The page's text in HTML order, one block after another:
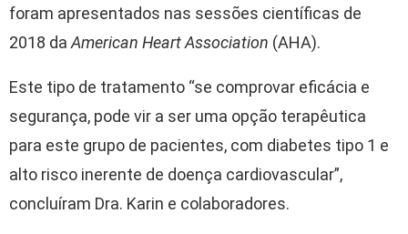
foram apresentados nas sessões científicas de
2018 da American Heart Association (AHA).
Este tipo de tratamento “se comprovar eficácia e
segurança, pode vir a ser uma opção terapêutica
para este grupo de pacientes, com diabetes tipo 1 e
alto risco inerente de doença cardiovascular”,
concluíram Dra. Karin e colaboradores.